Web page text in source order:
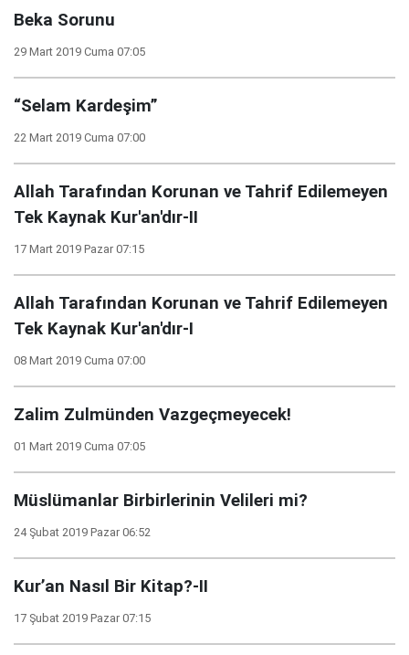
Beka Sorunu
29 Mart 2019 Cuma 07:05
“Selam Kardeşim”
22 Mart 2019 Cuma 07:00
Allah Tarafından Korunan ve Tahrif Edilemeyen
Tek Kaynak Kur'an'dır-II
17 Mart 2019 Pazar 07:15
Allah Tarafından Korunan ve Tahrif Edilemeyen
Tek Kaynak Kur'an'dır-I
08 Mart 2019 Cuma 07:00
Zalim Zulmünden Vazgeçmeyecek!
01 Mart 2019 Cuma 07:05
Müslümanlar Birbirlerinin Velileri mi?
24 Şubat 2019 Pazar 06:52
Kur’an Nasıl Bir Kitap?-II
17 Şubat 2019 Pazar 07:15